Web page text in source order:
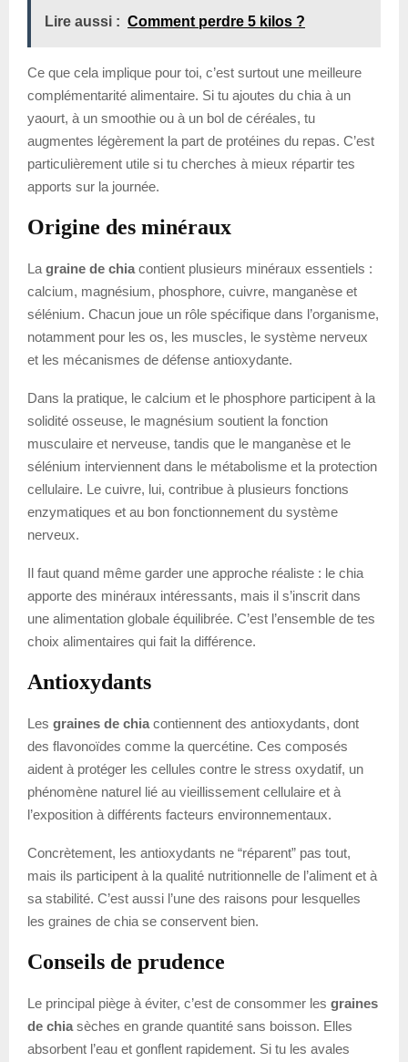
Lire aussi : Comment perdre 5 kilos ?
Ce que cela implique pour toi, c’est surtout une meilleure
complémentarité alimentaire. Si tu ajoutes du chia à un
yaourt, à un smoothie ou à un bol de céréales, tu
augmentes légèrement la part de protéines du repas. C’est
particulièrement utile si tu cherches à mieux répartir tes
apports sur la journée.
Origine des minéraux
La graine de chia contient plusieurs minéraux essentiels :
calcium, magnésium, phosphore, cuivre, manganèse et
sélénium. Chacun joue un rôle spécifique dans l’organisme,
notamment pour les os, les muscles, le système nerveux
et les mécanismes de défense antioxydante.
Dans la pratique, le calcium et le phosphore participent à la
solidité osseuse, le magnésium soutient la fonction
musculaire et nerveuse, tandis que le manganèse et le
sélénium interviennent dans le métabolisme et la protection
cellulaire. Le cuivre, lui, contribue à plusieurs fonctions
enzymatiques et au bon fonctionnement du système
nerveux.
Il faut quand même garder une approche réaliste : le chia
apporte des minéraux intéressants, mais il s’inscrit dans
une alimentation globale équilibrée. C’est l’ensemble de tes
choix alimentaires qui fait la différence.
Antioxydants
Les graines de chia contiennent des antioxydants, dont
des flavonoïdes comme la quercétine. Ces composés
aident à protéger les cellules contre le stress oxydatif, un
phénomène naturel lié au vieillissement cellulaire et à
l’exposition à différents facteurs environnementaux.
Concrètement, les antioxydants ne “réparent” pas tout,
mais ils participent à la qualité nutritionnelle de l’aliment et à
sa stabilité. C’est aussi l’une des raisons pour lesquelles
les graines de chia se conservent bien.
Conseils de prudence
Le principal piège à éviter, c’est de consommer les graines
de chia sèches en grande quantité sans boisson. Elles
absorbent l’eau et gonflent rapidement. Si tu les avales